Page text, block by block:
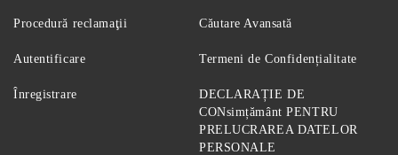
Procedură reclamaţii
Autentificare
Înregistrare
Căutare Avansată
Termeni de Confidențialitate
DECLARAȚIE DE
CONsimțământ PENTRU
PRELUCRAREA DATELOR
PERSONALE